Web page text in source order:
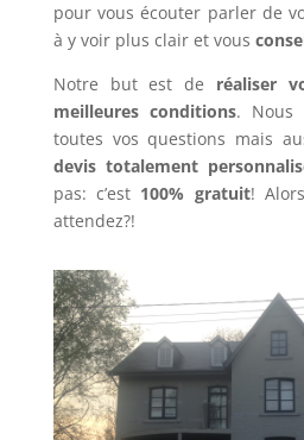
pour vous écouter parler de
à y voir plus clair et vous
Notre but est de réaliser
meilleures conditions. Nous
toutes vos questions mais
devis totalement
pas: c’est 100% gratuit!
attendez?!